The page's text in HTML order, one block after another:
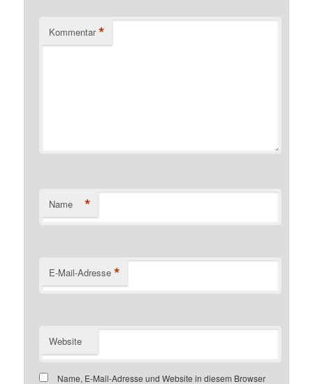
Kommentar *
Name *
E-Mail-Adresse *
Website
Name, E-Mail-Adresse und Website in diesem Browser